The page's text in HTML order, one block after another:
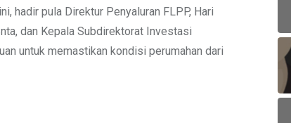
hadir pula Direktur Penyaluran FLPP, Hari
dan Kepala Subdirektorat Investasi
untuk memastikan kondisi perumahan dari